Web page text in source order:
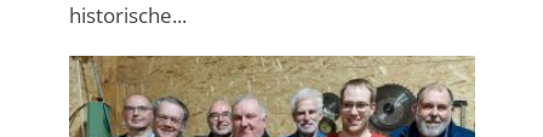
historische...